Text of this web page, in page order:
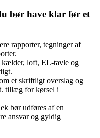
bør have klar før et
rapporter, tegninger af
loft, EL‑tavle og
et skriftligt overslag og
tillæg for kørsel i
bør udføres af en
ansvar og gyldig